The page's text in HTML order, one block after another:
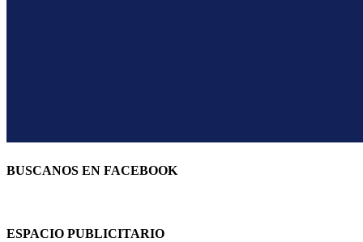
BUSCANOS EN FACEBOOK
ESPACIO PUBLICITARIO